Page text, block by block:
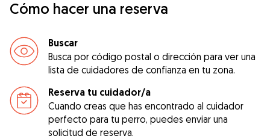
Cómo hacer una reserva
Buscar
Busca por código postal o dirección para ver una
lista de cuidadores de confianza en tu zona.
Reserva tu cuidador/a
Cuando creas que has encontrado al cuidador
perfecto para tu perro, puedes enviar una
solicitud de reserva.